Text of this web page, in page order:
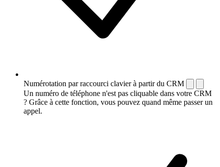
Numérotation par raccourci clavier à partir du CRM
Un numéro de téléphone n'est pas cliquable dans votre CRM
? Grâce à cette fonction, vous pouvez quand même passer un
appel.